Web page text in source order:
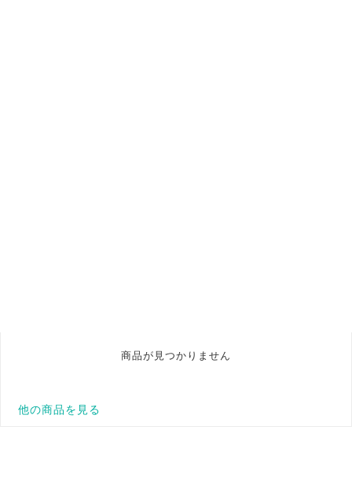
商品が見つかりません
他の商品を見る